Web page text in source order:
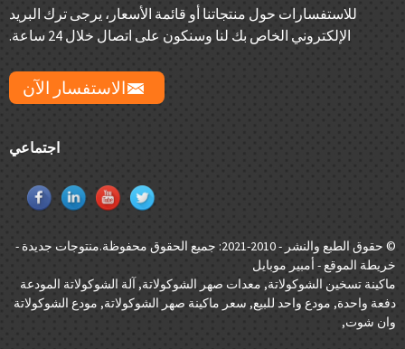
للاستفسارات حول منتجاتنا أو قائمة الأسعار، يرجى ترك البريد
الإلكتروني الخاص بك لنا وسنكون على اتصال خلال 24 ساعة.
الاستفسار الآن
اجتماعي
© حقوق الطبع والنشر - 2010-2021: جميع الحقوق محفوظة. منتوجات جديدة -
خريطة الموقع- أمبير موبايل
ماكينة تسخين الشوكولاتة, معدات صهر الشوكولاتة, آلة الشوكولاتة المودعة
دفعة واحدة, مودع واحد للبيع, سعر ماكينة صهر الشوكولاتة, مودع الشوكولاتة
وان شوت,